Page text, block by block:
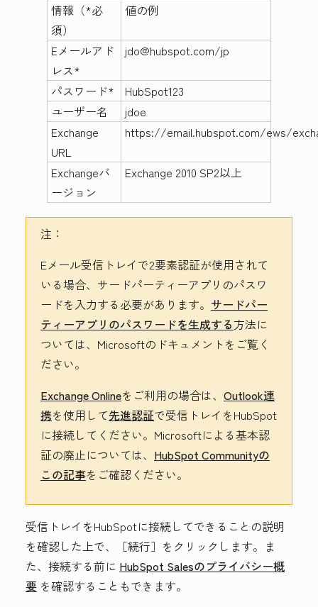
情報 （*必
須）
値の例
Eメールアド
レス*
jdo@hubspot.com/jp
パスワード*
HubSpot123
ユーザー名
jdoe
Exchange
URL
https://email.hubspot.com/ews/
Exchangeバ
ージョン
Exchange 2010 SP2以上
注：
Eメール受信トレイで2要素認証が使用されて
いる場合、サードパーティーアプリのパスワ
ードを入力する必要があります。 サードパー
ティーアプリのパスワードを生成する方法に
ついては、Microsoftのドキュメントをご覧く
ださい。
Exchange Onlineをご利用の場合は、 Outlook連
携を使用して先進認証で受信トレイをHubSpot
に接続してください。Microsoftによる基本認
証の廃止については、 HubSpot Communityの
この記事をご確認ください。
受信トレイをHubSpotに接続してできることの説明
を確認した上で、
［続行］ をクリックします。ま
た、接続する前に HubSpot Salesのプライバシー概
要 を確認することもできます。